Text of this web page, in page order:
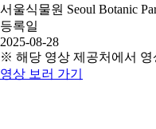
서울식물원 Seoul Botanic
등록일
2025-08-28
※ 해당 영상 제공처에서 영
영상 보러 가기